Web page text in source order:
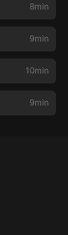
8min
9min
10min
9min